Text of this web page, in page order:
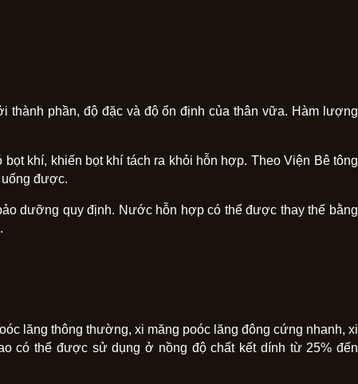
phần, độ đặc và độ ổn định của thân vữa. Hàm lượng
khí, khiến bọt khí tách ra khỏi hỗn hợp. Theo Viện Bê tông
uống được.
dưỡng quy định. Nước hỗn hợp có thể được thay thế bằng
lăng thông thường, xi măng poóc lăng đông cứng nhanh, xi
có thể được sử dụng ở nồng độ chất kết dính từ 25% đến